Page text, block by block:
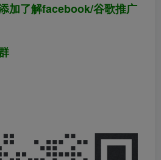
加了解facebook/谷歌推广